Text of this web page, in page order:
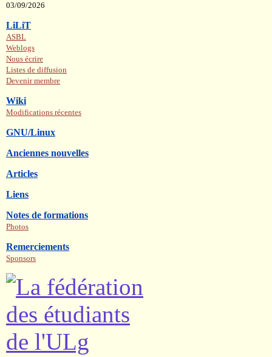
03/09/2026
LiLiT
ASBL
Weblogs
Nous écrire
Listes de diffusion
Devenir membre
Wiki
Modifications récentes
GNU/Linux
Anciennes nouvelles
Articles
Liens
Notes de formations
Photos
Remerciements
Sponsors